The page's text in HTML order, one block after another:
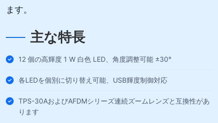
ます。
主な特長
12 個の高輝度 1 W 白色 LED、角度調整可能 ±30°
各LEDを個別に切り替え可能、USB輝度制御対応
TPS-30AおよびAFDMシリーズ連続ズームレンズと互換性があ
ります